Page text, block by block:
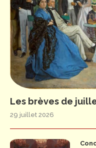
Les brèves de
29 juillet 2026